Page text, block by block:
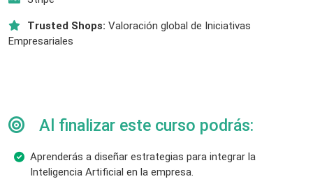
Trusted Shops: Valoración global de Iniciativas
Empresariales
Al finalizar este curso podrás:
Aprenderás a diseñar estrategias para integrar la
Inteligencia Artificial en la empresa.